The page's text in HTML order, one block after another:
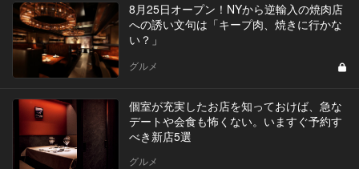
8月25日オープン！NYから逆輸入の焼肉店
への誘い文句は「キープ肉、焼きに行かな
い？」
グルメ
個室が充実したお店を知っておけば、急な
デートや会食も怖くない。いますぐ予約す
べき新店5選
グルメ